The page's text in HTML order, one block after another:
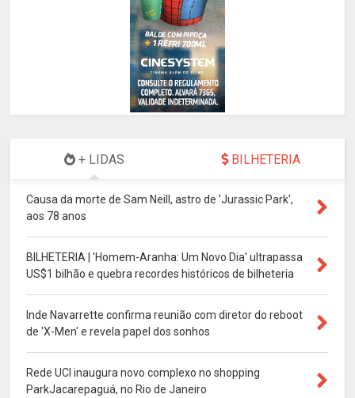
+ LIDAS BILHETERIA
Causa da morte de Sam Neill, astro de 'Jurassic Park',
aos 78 anos
BILHETERIA | 'Homem-Aranha: Um Novo Dia' ultrapassa
US$1 bilhão e quebra recordes históricos de bilheteria
Inde Navarrette confirma reunião com diretor do reboot
de 'X-Men' e revela papel dos sonhos
Rede UCI inaugura novo complexo no shopping
ParkJacarepaguá, no Rio de Janeiro